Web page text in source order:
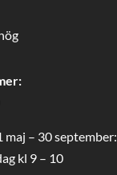
maj – 30 september:
kl 9 – 10